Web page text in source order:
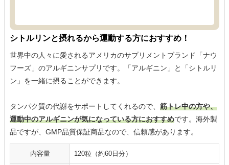
シトルリンと摂れるから運動する方におすすめ！
世界中の人々に愛されるアメリカのサプリメントブランド「ナウ
フーズ」のアルギニンサプリです。「アルギニン」と「シトルリ
ン」を一緒に摂ることができます。
タンパク質の代謝をサポートしてくれるので、 筋トレ中の方や、
運動中のアルギニンが気になっている方におすすめです。海外製
品ですが、GMP品質保証商品なので、信頼感があります。
内容量 120粒（約60日分）